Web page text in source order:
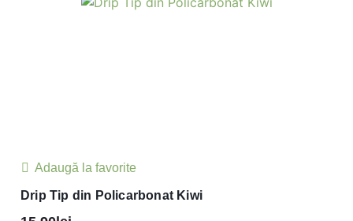
Adaugă la favorite
Drip Tip din Policarbonat Kiwi